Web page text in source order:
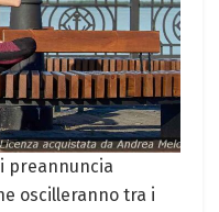
preannuncia
oscilleranno tra i